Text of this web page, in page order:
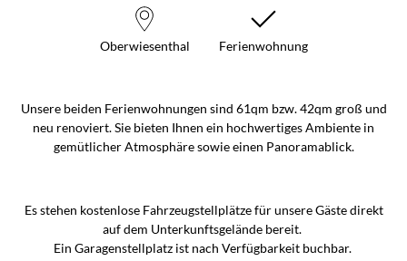
Oberwiesenthal Ferienwohnung
Unsere beiden Ferienwohnungen sind 61qm bzw. 42qm groß und
neu renoviert. Sie bieten Ihnen ein hochwertiges Ambiente in
gemütlicher Atmosphäre sowie einen Panoramablick.
Es stehen kostenlose Fahrzeugstellplätze für unsere Gäste direkt
auf dem Unterkunftsgelände bereit.
Ein Garagenstellplatz ist nach Verfügbarkeit buchbar.